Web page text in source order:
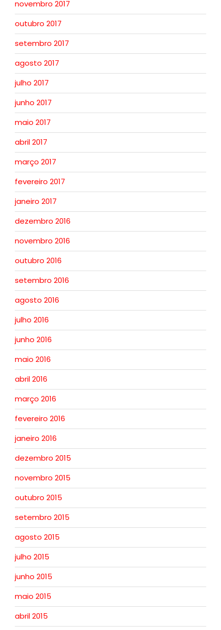
novembro 2017
outubro 2017
setembro 2017
agosto 2017
julho 2017
junho 2017
maio 2017
abril 2017
março 2017
fevereiro 2017
janeiro 2017
dezembro 2016
novembro 2016
outubro 2016
setembro 2016
agosto 2016
julho 2016
junho 2016
maio 2016
abril 2016
março 2016
fevereiro 2016
janeiro 2016
dezembro 2015
novembro 2015
outubro 2015
setembro 2015
agosto 2015
julho 2015
junho 2015
maio 2015
abril 2015